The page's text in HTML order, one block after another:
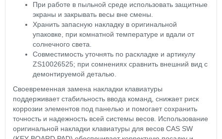
При работе в пыльной среде использовать защитные
экраны и закрывать весы вне смены.
Хранить запасную накладку в оригинальной
упаковке, при комнатной температуре и вдали от
солнечного света.
Совместимость уточнять по раскладке и артикулу
ZS10026525; при сомнениях сравнить внешний вид с
демонтируемой деталью.
Своевременная замена накладки клавиатуры
поддерживает стабильность ввода команд, снижает риск
коррозии элементов под панелью и помогает сохранить
точность и надежность всей системы весов. Использование
оригинальной накладки клавиатуры для весов CAS SW